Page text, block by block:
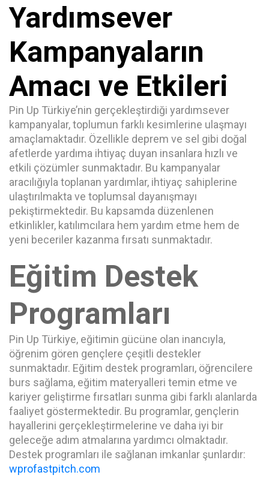
Yardımsever
Kampanyaların
Amacı ve Etkileri
Pin Up Türkiye’nin gerçekleştirdiği yardımsever
kampanyalar, toplumun farklı kesimlerine ulaşmayı
amaçlamaktadır. Özellikle deprem ve sel gibi doğal
afetlerde yardıma ihtiyaç duyan insanlara hızlı ve
etkili çözümler sunmaktadır. Bu kampanyalar
aracılığıyla toplanan yardımlar, ihtiyaç sahiplerine
ulaştırılmakta ve toplumsal dayanışmayı
pekiştirmektedir. Bu kapsamda düzenlenen
etkinlikler, katılımcılara hem yardım etme hem de
yeni beceriler kazanma fırsatı sunmaktadır.
Eğitim Destek
Programları
Pin Up Türkiye, eğitimin gücüne olan inancıyla,
öğrenim gören gençlere çeşitli destekler
sunmaktadır. Eğitim destek programları, öğrencilere
burs sağlama, eğitim materyalleri temin etme ve
kariyer geliştirme fırsatları sunma gibi farklı alanlarda
faaliyet göstermektedir. Bu programlar, gençlerin
hayallerini gerçekleştirmelerine ve daha iyi bir
geleceğe adım atmalarına yardımcı olmaktadır.
Destek programları ile sağlanan imkanlar şunlardır:
wprofastpitch.com